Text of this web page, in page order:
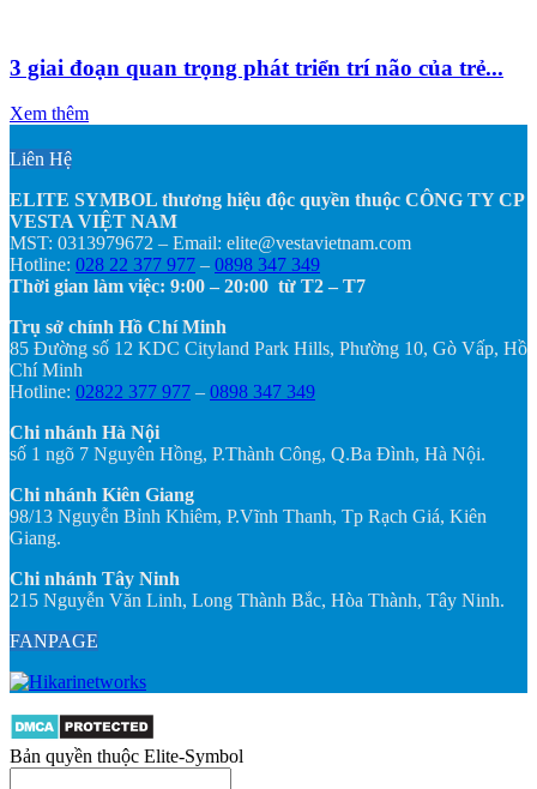
3 giai đoạn quan trọng phát triển trí não của trẻ...
Xem thêm
Liên Hệ
ELITE SYMBOL thương hiệu độc quyền thuộc CÔNG TY CP
VESTA VIỆT NAM
MST: 0313979672 – Email: elite@vestavietnam.com
Hotline: 028 22 377 977 – 0898 347 349
Thời gian làm việc: 9:00 – 20:00 từ T2 – T7
Trụ sở chính Hồ Chí Minh
85 Đường số 12 KDC Cityland Park Hills, Phường 10, Gò Vấp, Hồ
Chí Minh
Hotline: 02822 377 977 – 0898 347 349
Chi nhánh Hà Nội
số 1 ngõ 7 Nguyên Hồng, P.Thành Công, Q.Ba Đình, Hà Nội.
Chi nhánh Kiên Giang
98/13 Nguyễn Bỉnh Khiêm, P.Vĩnh Thanh, Tp Rạch Giá, Kiên
Giang.
Chi nhánh Tây Ninh
215 Nguyễn Văn Linh, Long Thành Bắc, Hòa Thành, Tây Ninh.
FANPAGE
Bản quyền thuộc Elite-Symbol